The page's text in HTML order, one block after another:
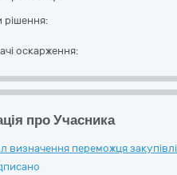
рішення:
оскарження:
про Учасника
визначення переможця